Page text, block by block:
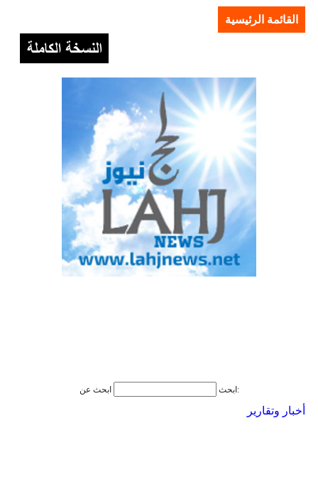
القائمة الرئيسية
ابحث ابحث عن:
أخبار وتقارير